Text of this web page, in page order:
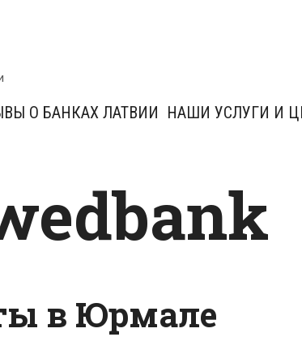
О БАНКАХ ЛАТВИИ НАШИ УСЛУГИ И
в Юрмале